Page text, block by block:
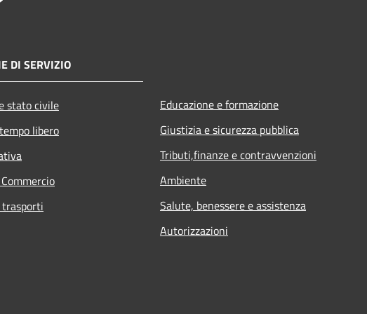
DI SERVIZIO
stato civile
libero
Educazione e formazione
Giustizia e sicurezza pubblica
Tributi,finanze e contravvenzioni
Ambiente
Salute, benessere e assistenza
Autorizzazioni